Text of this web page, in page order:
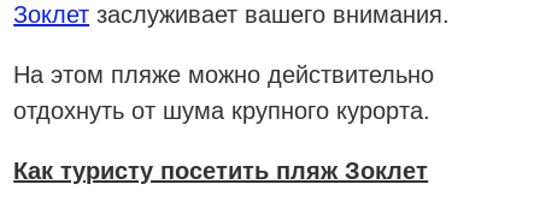
Зоклет заслуживает вашего внимания.
На этом пляже можно действительно
отдохнуть от шума крупного курорта.
Как туристу посетить пляж Зоклет